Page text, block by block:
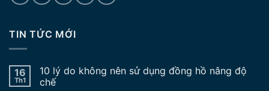
TIN TỨC MỚI
16
Th1
10 lý do không nên sử dụng đồng hồ nâng độ
chế